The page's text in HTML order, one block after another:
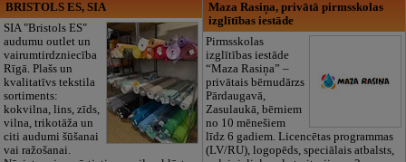
BRISTOLS ES, SIA
SIA "Bristols ES"
audumu outlet un
vairumtirdzniecība
Rīgā. Plašs un
kvalitatīvs tekstila
sortiments:
kokvilna, lins, zīds,
vilna, trikotāža un
citi audumi šūšanai
vai ražošanai.
Maza Rasiņa, privātā pirmsskolas
izglītības iestāde
Pirmsskolas
izglītības iestāde
“Maza Rasiņa” –
privātais bērnudārzs
Pārdaugavā,
Zasulaukā, bērniem
no 10 mēnešiem
līdz 6 gadiem. Licencētas programmas
(LV/RU), logopēds, speciālais atbalsts,